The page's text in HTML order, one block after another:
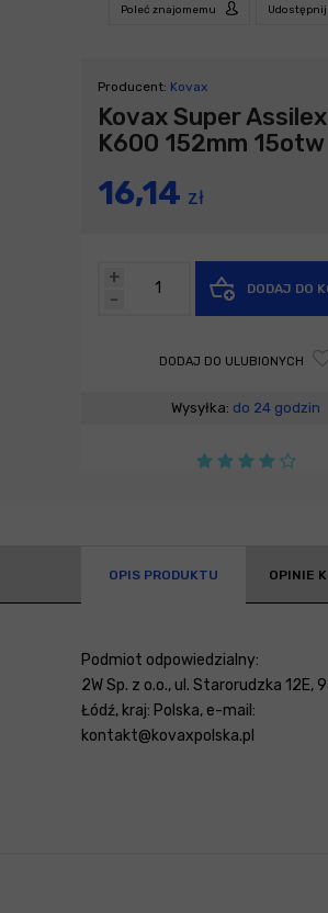
Poleć znajomemu Udostępnij
Producent: Kovax
Kovax Super
K600 152mm 15otw
16,14 zł
-
+
DODAJ DO
DODAJ DO ULUBIONYCH
Wysyłka: do 24 godzin
OPIS PRODUKTU OPINIE
Podmiot odpowiedzialny:
2W Sp. z o.o., ul. Starorudzka 12E,
Łódź, kraj: Polska, e-mail:
kontakt@kovaxpolska.pl